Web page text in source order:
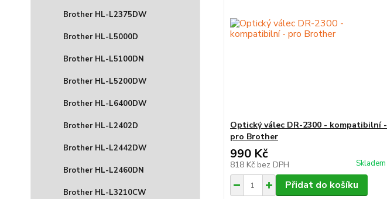
Brother HL-L2375DW
Brother HL-L5000D
Brother HL-L5100DN
Brother HL-L5200DW
Brother HL-L6400DW
Brother HL-L2402D
Brother HL-L2442DW
Brother HL-L2460DN
Brother HL-L3210CW
Optický válec DR-2300 - kompatibilní -
pro Brother
990 Kč
818 Kč bez DPH Skladem
Přidat do košíku